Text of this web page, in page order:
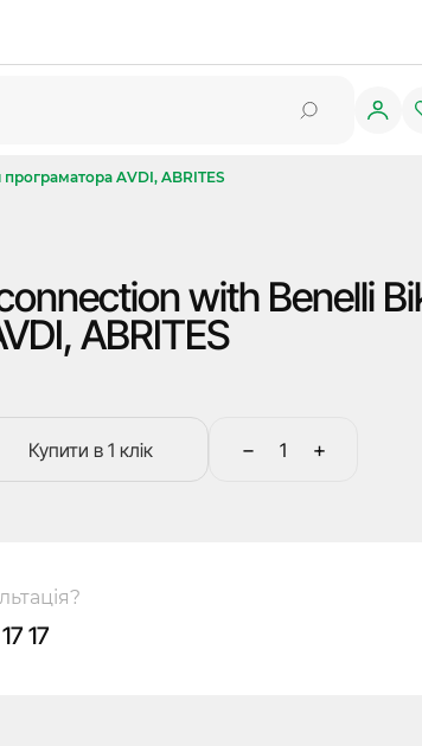
AVDI, ABRITES
with Benelli
ABRITES
−
Кабель
+
Купити в 1 клік
17